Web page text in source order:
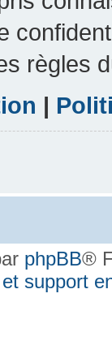
règles
|
phpBB®
support